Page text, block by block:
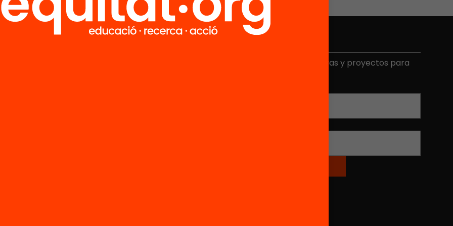
Recibe contenidos, iniciativas y proyectos para